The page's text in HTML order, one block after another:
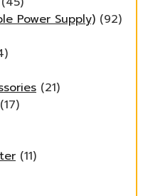
Power Supply) (92)
(21)
(17)
(11)